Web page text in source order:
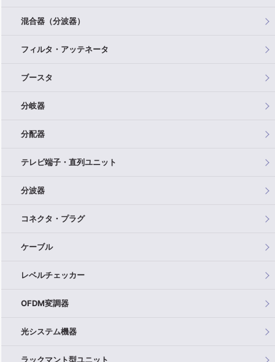
混合器（分波器）
フィルタ・アッテネータ
ブースタ
分岐器
分配器
テレビ端子・直列ユニット
分波器
コネクタ・プラグ
ケーブル
レベルチェッカー
OFDM変調器
光システム機器
ラックマント型ユニット